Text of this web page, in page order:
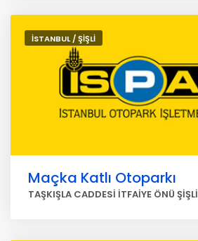
İSTANBUL / ŞİŞLİ
Maçka Katlı Otoparkı
TAŞKIŞLA CADDESİ İTFAİYE ÖNÜ ŞİŞLİ